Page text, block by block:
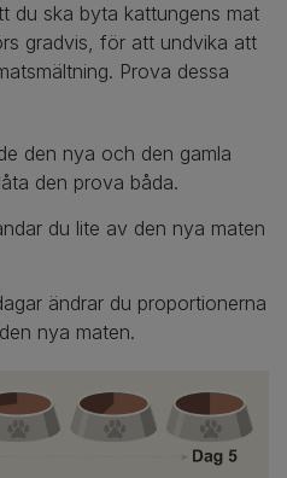
du ska byta kattungens mat
gradvis, för att undvika att
Prova dessa
den nya och den gamla
den prova båda.
du lite av den nya maten
ändrar du proportionerna
nya maten.